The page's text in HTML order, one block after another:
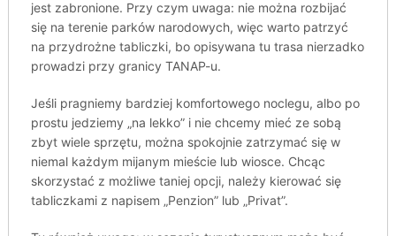
jest zabronione. Przy czym uwaga: nie można rozbijać
się na terenie parków narodowych, więc warto patrzyć
na przydrożne tabliczki, bo opisywana tu trasa nierzadko
prowadzi przy granicy TANAP-u.
Jeśli pragniemy bardziej komfortowego noclegu, albo po
prostu jedziemy „na lekko” i nie chcemy mieć ze sobą
zbyt wiele sprzętu, można spokojnie zatrzymać się w
niemal każdym mijanym mieście lub wiosce. Chcąc
skorzystać z możliwe taniej opcji, należy kierować się
tabliczkami z napisem „Penzion” lub „Privat”.